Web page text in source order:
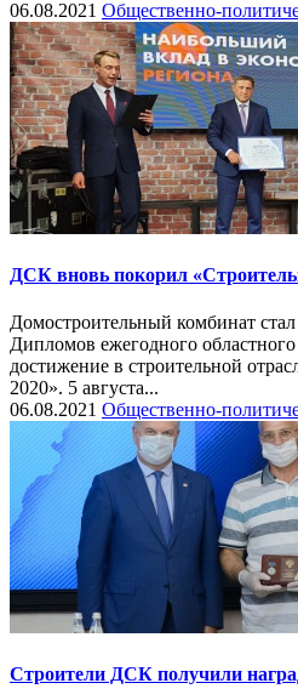
06.08.2021 Общественно-
ДСК вновь покорил
Домостроительный комбинат стал
Дипломов ежегодного
достижение в строительной
2020». 5 августа...
06.08.2021 Общественно-
Строители ДСК получили